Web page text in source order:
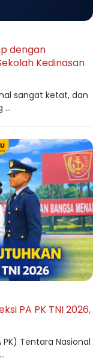
dengan
Kedinasan
sangat ketat, dan
...
PA PK TNI 2026,
Tentara Nasional